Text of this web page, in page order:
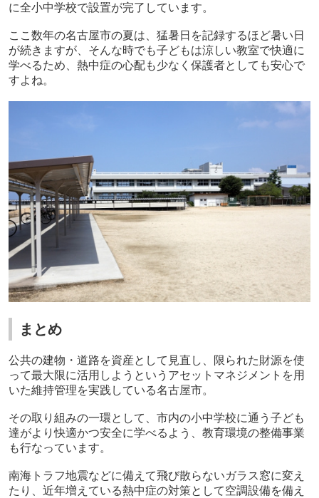
に全小中学校で設置が完了しています。
ここ数年の名古屋市の夏は、猛暑日を記録するほど暑い日
が続きますが、そんな時でも子どもは涼しい教室で快適に
学べるため、熱中症の心配も少なく保護者としても安心で
すよね。
まとめ
公共の建物・道路を資産として見直し、限られた財源を使
って最大限に活用しようというアセットマネジメントを用
いた維持管理を実践している名古屋市。
その取り組みの一環として、市内の小中学校に通う子ども
達がより快適かつ安全に学べるよう、教育環境の整備事業
も行なっています。
南海トラフ地震などに備えて飛び散らないガラス窓に変え
たり、近年増えている熱中症の対策として空調設備を備え